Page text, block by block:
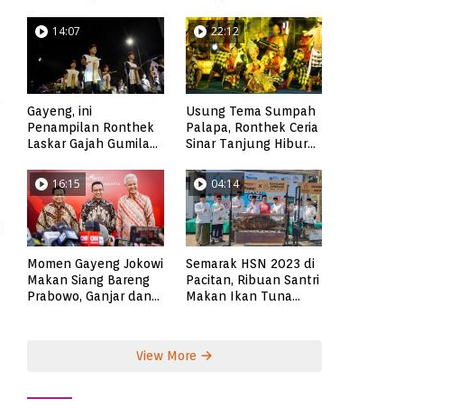
14:07
Gayeng, ini
Penampilan Ronthek
Laskar Gajah Gumilap
22:12
Usung Tema Sumpah
Palapa, Ronthek Ceria
Sinar Tanjung Hibur
FRP 2023
16:15
Momen Gayeng Jokowi
Makan Siang Bareng
Prabowo, Ganjar dan
04:14
Semarak HSN 2023 di
Pacitan, Ribuan Santri
Makan Ikan Tuna
View More